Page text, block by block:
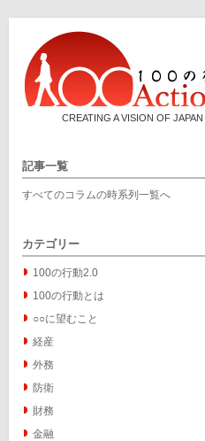
CREATING A VISION OF JAPAN
記事一覧
すべてのコラムの時系列一覧へ
カテゴリー
100の行動2.0
100の行動とは
○○に望むこと
経産
外務
防衛
財務
金融